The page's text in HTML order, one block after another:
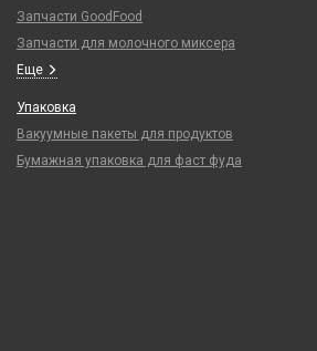
Запчасти GoodFood
Запчасти для молочного миксера
Еще
Упаковка
Вакуумные пакеты для продуктов
Бумажная упаковка для фаст фуда